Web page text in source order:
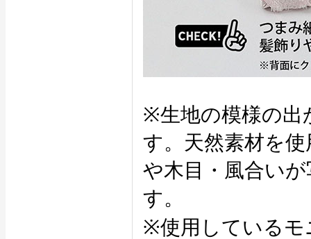
※生地の模様の出
す。天然素材を
や木目・風合い
す。
※使用しているモ